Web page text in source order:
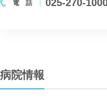
電 話 025-270-
病院情報